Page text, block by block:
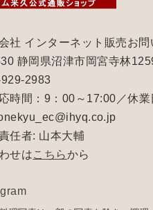
社 インターネット販売お問
静岡県沼津市岡宮寺林
2983
時間：9：00～17:00／休業
任者: 山本大輔
せはこちらから